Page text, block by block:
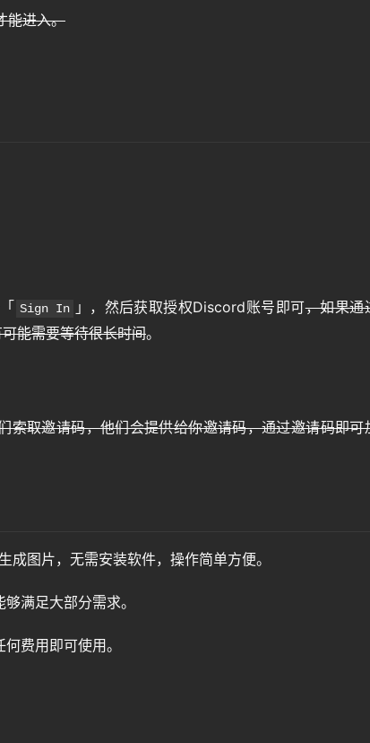
能进入。
Sign In 」，然后获取授权Discord账号即可，如果通
能需要等待很长时间。
取邀请码，他们会提供给你邀请码，通过邀请码即可
图片，无需安装软件，操作简单方便。
满足大部分需求。
费用即可使用。